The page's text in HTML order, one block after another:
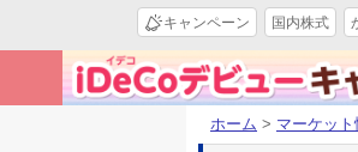
キャンペーン 国内株式
ホーム > マーケット